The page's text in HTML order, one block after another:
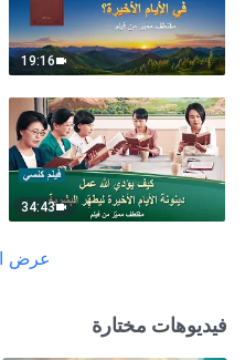
19:16
34:43
عرض
فيديوهات مختارة